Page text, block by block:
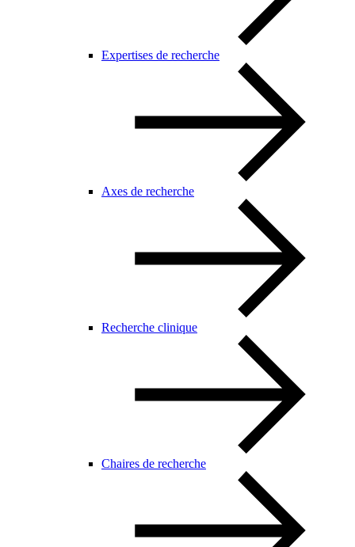
Expertises de recherche
Axes de recherche
Recherche clinique
Chaires de recherche